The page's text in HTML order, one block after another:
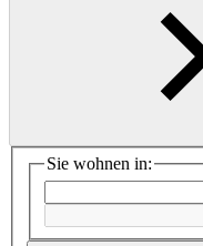
Sie wohnen in: